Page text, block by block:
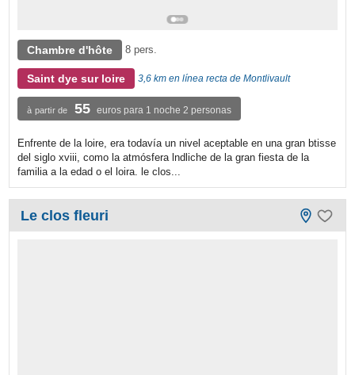
Chambre d'hôte 8 pers.
Saint dye sur loire 3,6 km en línea recta de Montlivault
à partir de 55 euros para 1 noche 2 personas
Enfrente de la loire, era todavía un nivel aceptable en una gran btisse
del siglo xviii, como la atmósfera lndliche de la gran fiesta de la
familia a la edad o el loira. le clos...
Le clos fleuri